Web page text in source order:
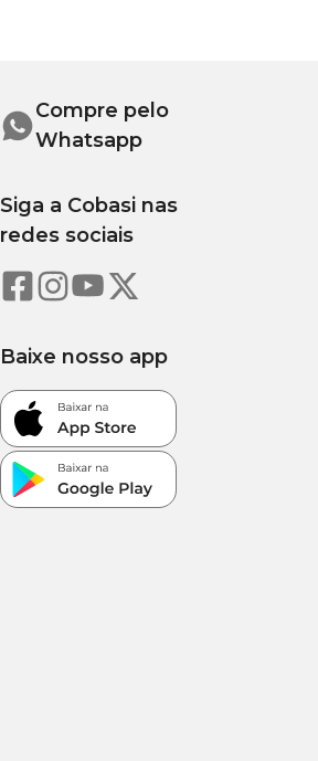
Compre pelo
Whatsapp
Siga a Cobasi nas
redes sociais
Baixe nosso app